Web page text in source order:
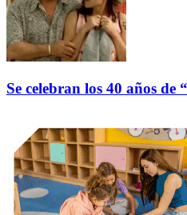
Se celebran los 40 años